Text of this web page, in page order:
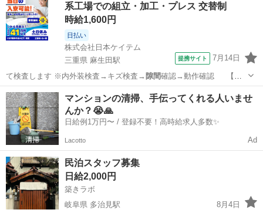
系工場での組立・加工・プレス 交替制
時給1,600円
日払い
株式会社日本ケイテム
三重県 麻生田駅
提携サイト 7月14日
て検査します ※内外装検査→キズ検査→ 隙間確認→動作確認 【そ
の他】 ■完成…
三重 いなべ市 その他
マンションの清掃、手伝ってくれる人いませ
んか？😭🙏
日給例1万円〜 / 登録不要！高時給求人多数✨
Lacotto Ad
民泊スタッフ募集
日給2,000円
築きラボ
岐阜県 多治見駅
8月4日